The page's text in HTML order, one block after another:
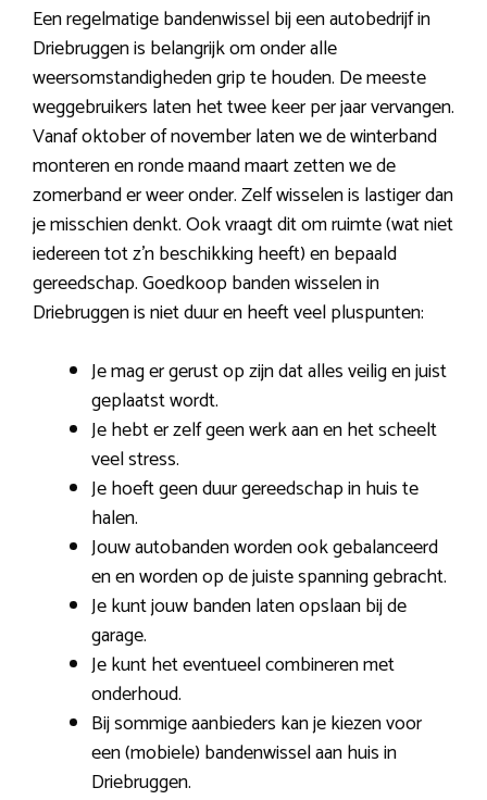
Een regelmatige bandenwissel bij een autobedrijf in
Driebruggen is belangrijk om onder alle
weersomstandigheden grip te houden. De meeste
weggebruikers laten het twee keer per jaar vervangen.
Vanaf oktober of november laten we de winterband
monteren en ronde maand maart zetten we de
zomerband er weer onder. Zelf wisselen is lastiger dan
je misschien denkt. Ook vraagt dit om ruimte (wat niet
iedereen tot z’n beschikking heeft) en bepaald
gereedschap. Goedkoop banden wisselen in
Driebruggen is niet duur en heeft veel pluspunten:
Je mag er gerust op zijn dat alles veilig en juist
geplaatst wordt.
Je hebt er zelf geen werk aan en het scheelt
veel stress.
Je hoeft geen duur gereedschap in huis te
halen.
Jouw autobanden worden ook gebalanceerd
en en worden op de juiste spanning gebracht.
Je kunt jouw banden laten opslaan bij de
garage.
Je kunt het eventueel combineren met
onderhoud.
Bij sommige aanbieders kan je kiezen voor
een (mobiele) bandenwissel aan huis in
Driebruggen.